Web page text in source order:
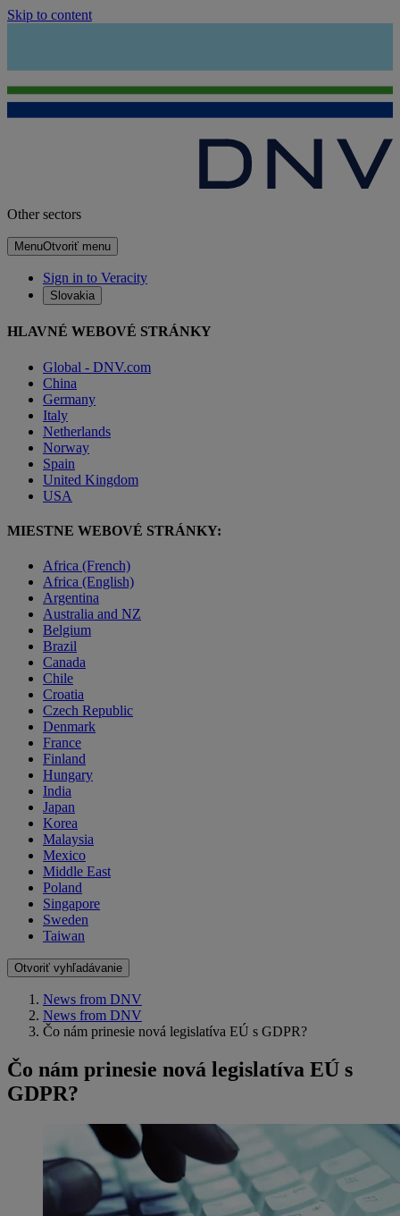
Skip to content
Other sectors
MenuOtvoriť menu
Sign in to Veracity
Slovakia
HLAVNÉ WEBOVÉ STRÁNKY
Global - DNV.com
China
Germany
Italy
Netherlands
Norway
Spain
United Kingdom
USA
MIESTNE WEBOVÉ STRÁNKY:
Africa (French)
Africa (English)
Argentina
Australia and NZ
Belgium
Brazil
Canada
Chile
Croatia
Czech Republic
Denmark
France
Finland
Hungary
India
Japan
Korea
Malaysia
Mexico
Middle East
Poland
Singapore
Sweden
Taiwan
Otvoriť vyhľadávanie
News from DNV
News from DNV
Čo nám prinesie nová legislatíva EÚ s GDPR?
Čo nám prinesie nová legislatíva EÚ s
GDPR?